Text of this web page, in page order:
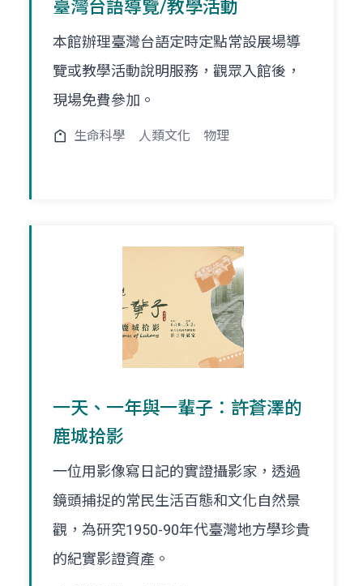
臺灣台語導覽/教學活動
本館辦理臺灣台語定時定點常設展場導
覽或教學活動說明服務，觀眾入館後，
現場免費參加。
生命科學 人類文化 物理
一天、一年與一輩子：許蒼澤的
鹿城拾影
一位用影像寫日記的實證攝影家，透過
鏡頭捕捉的常民生活百態和文化自然景
觀，為研究1950-90年代臺灣地方學珍貴
的紀實影證資產。